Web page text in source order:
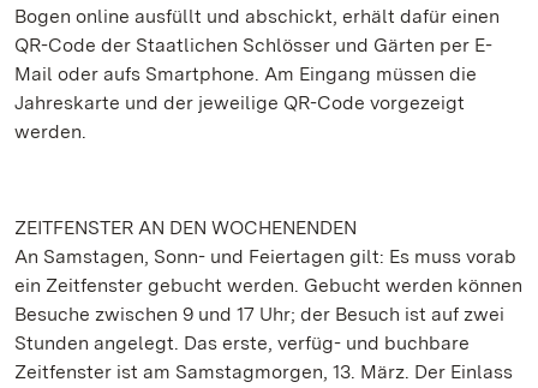
Bogen online ausfüllt und abschickt, erhält dafür einen
QR-Code der Staatlichen Schlösser und Gärten per E-
Mail oder aufs Smartphone. Am Eingang müssen die
Jahreskarte und der jeweilige QR-Code vorgezeigt
werden.
ZEITFENSTER AN DEN WOCHENENDEN
An Samstagen, Sonn- und Feiertagen gilt: Es muss vorab
ein Zeitfenster gebucht werden. Gebucht werden können
Besuche zwischen 9 und 17 Uhr; der Besuch ist auf zwei
Stunden angelegt. Das erste, verfüg- und buchbare
Zeitfenster ist am Samstagmorgen, 13. März. Der Einlass